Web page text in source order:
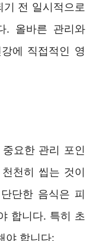
기 전 일시적으로
. 올바른 관리와
에 직접적인 영
요한 관리 포인
천히 씹는 것이
단한 음식은 피
합니다. 특히 초
야 합니다: